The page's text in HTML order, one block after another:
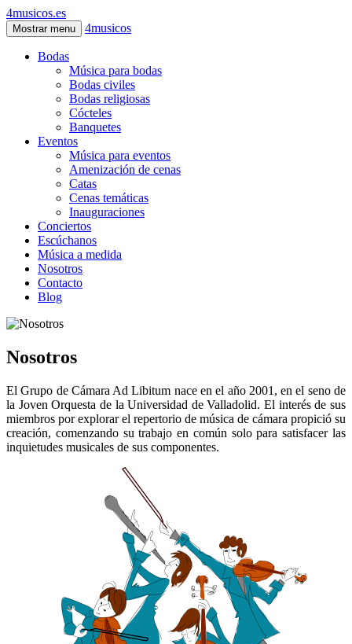
4musicos.es
Mostrar menu 4musicos
Bodas
Música para bodas
Bodas civiles
Bodas religiosas
Cócteles
Banquetes
Eventos
Música para eventos
Amenización de cenas
Catas
Cenas temáticas
Inauguraciones
Conciertos
Escúchanos
Música a medida
Nosotros
Contacto
Blog
Nosotros
El Grupo de Cámara Ad Libitum nace en el año 2001, en el seno de
la Joven Orquesta de la Universidad de Valladolid. El interés de sus
miembros por explorar el repertorio de música de cámara propició su
creación, comenzando su trabajo en común solo para satisfacer las
inquietudes musicales de sus componentes.